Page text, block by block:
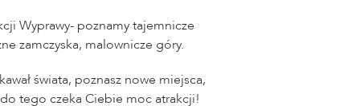
Wyprawy- poznamy tajemnicze
zamczyska, malownicze góry.
świata, poznasz nowe miejsca,
tego czeka Ciebie moc atrakcji!